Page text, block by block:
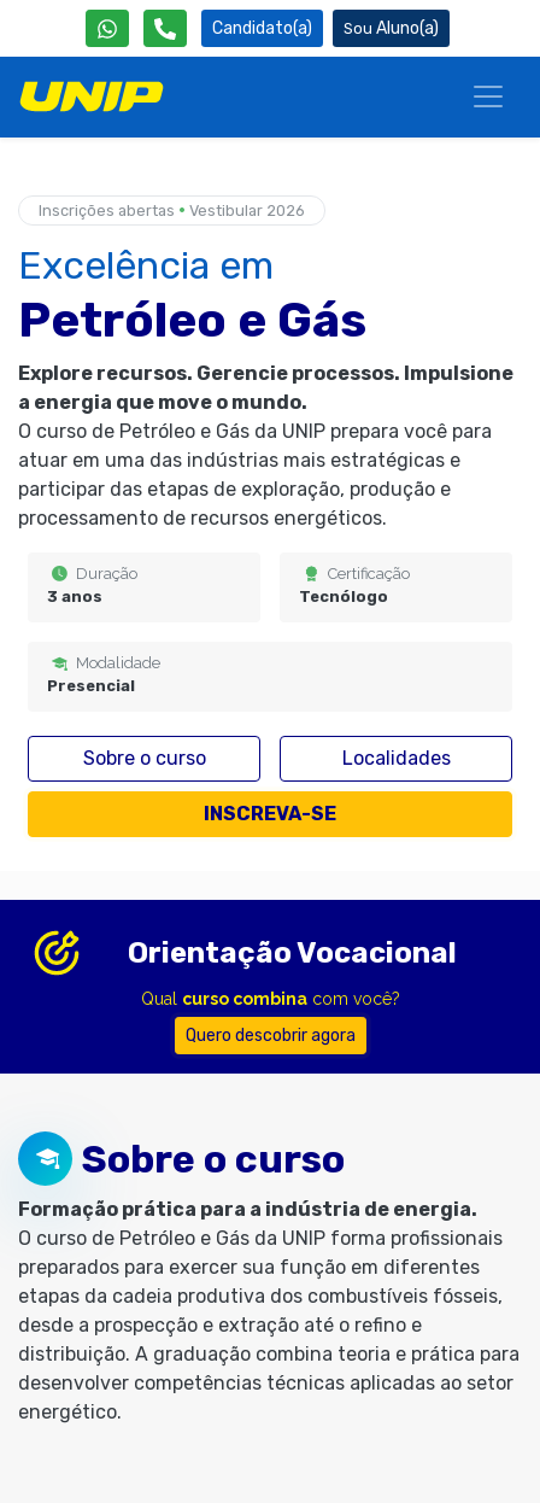
Candidato(a) Aluno(a)
Inscrições abertas • Vestibular 2026
Excelência em
Petróleo e Gás
Explore recursos. Gerencie processos. Impulsione
a energia que move o mundo.
O curso de Petróleo e Gás da UNIP prepara você para
atuar em uma das indústrias mais estratégicas e
participar das etapas de exploração, produção e
processamento de recursos energéticos.
Duração
3 anos
Certificação
Tecnólogo
Modalidade
Presencial
Sobre o curso Localidades
INSCREVA-SE
Orientação Vocacional
Qual curso combinacom você?
Quero descobrir agora
Sobre o curso
Formação prática para a indústria de energia.
O curso de Petróleo e Gás da UNIP forma profissionais
preparados para exercer sua função em diferentes
etapas da cadeia produtiva dos combustíveis fósseis,
desde a prospecção e extração até o refino e
distribuição. A graduação combina teoria e prática para
desenvolver competências técnicas aplicadas ao setor
energético.